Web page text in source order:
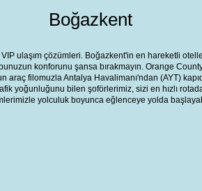
Boğazkent
ulaşım çözümleri. Boğazkent'in en hareketli
konforunu şansa bırakmayın. Orange
filomuzla Antalya Havalimanı'ndan (AYT)
yoğunluğunu bilen şoförlerimiz, sizi en hızlı
yolculuk boyunca eğlenceye yolda